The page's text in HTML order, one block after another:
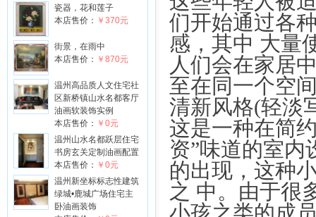
瓷器，花和莲子
本店售价： ￥370元
街景，在雨中
本店售价： ￥870元
温州高品质人文住宅社
区新桥镇山水名都客厅
油画软装饰实例
本店售价： ￥0元
温州山水名都跃层住宅
书房玄关定制油画配置
本店售价： ￥0元
温州新坐标标志性建筑
绿城•鹿城广场住宅主
卧油画装饰
们开始通过各
感，其中 大量
人们会在家居
至在同一个空
清新风格(轻淡
这是一种在简
资”味道的室内
的出现，这种
之 中。由于很